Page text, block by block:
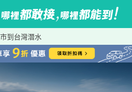
到台灣潛水